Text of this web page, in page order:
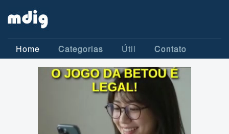
Home Categorias Útil Contato